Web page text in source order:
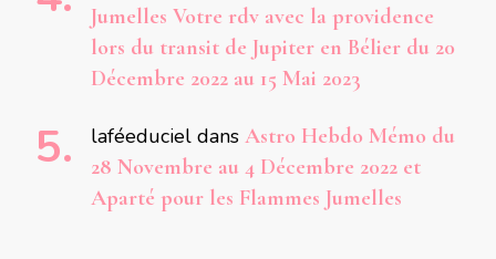
Jumelles Votre rdv avec la providence
lors du transit de Jupiter en Bélier du 20
Décembre 2022 au 15 Mai 2023
laféeduciel dans Astro Hebdo Mémo du
28 Novembre au 4 Décembre 2022 et
Aparté pour les Flammes Jumelles